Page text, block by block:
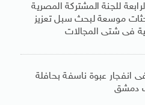
للجنة المشتركة المصرية
موسعة لبحث سبل تعزيز
فى شتى المجالات
انفجار عبوة ناسفة بحافلة
دمشق